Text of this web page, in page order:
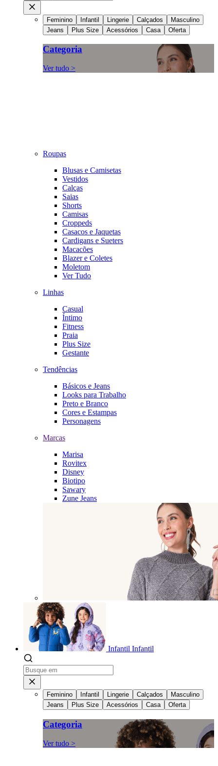
Feminino Infantil Lingerie Calçados
Masculino
Jeans
Plus Size Acessórios Casa Oferta
Categoria
Ver tudo >
Roupas
Blusas e Camisetas
Vestidos
Calças
Saias
Shorts
Camisas
Croppeds
Casacos e Jaquetas
Cardigans e Sueters
Macacões
Blazer e Coletes
Moletom
Ver Tudo
Linhas
Casual
Íntimo
Fitness
Praia
Plus Size
Gestante
Tendências
Básicos e Jeans
Looks para Trabalho
Preto e Branco
Cores e Estampas
Personagens
Marcas
Marisa
Rovitex
Disney
Biotipo
Sawary
Zune Jeans
Infantil Infantil
Feminino Infantil Lingerie Calçados
Masculino
Jeans
Plus Size Acessórios Casa Oferta
Categoria
Ver tudo >